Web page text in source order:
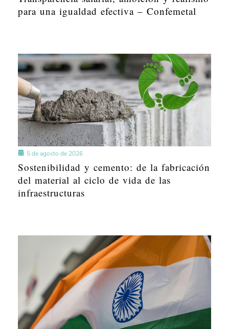
para una igualdad efectiva – Confemetal
5 de agosto de 2026
Sostenibilidad y cemento: de la fabricación
del material al ciclo de vida de las
infraestructuras